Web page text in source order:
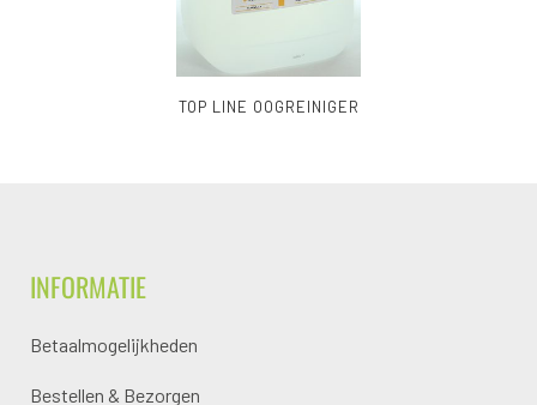
TOP LINE OOGREINIGER
INFORMATIE
Betaalmogelijkheden
Bestellen & Bezorgen